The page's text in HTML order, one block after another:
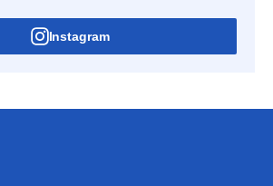
Instagram